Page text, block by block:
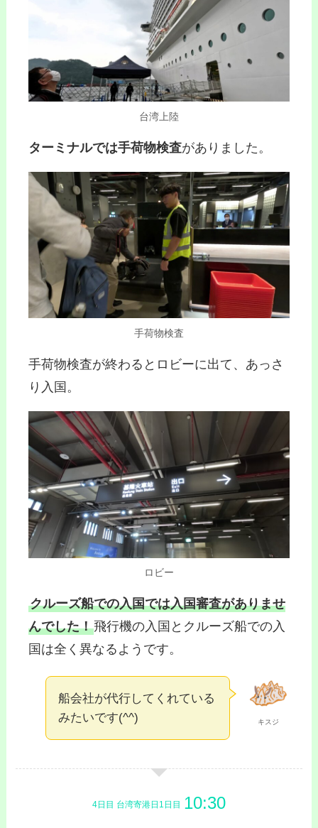
台湾上陸
ターミナルでは手荷物検査がありました。
手荷物検査
手荷物検査が終わるとロビーに出て、あっさ
り入国。
ロビー
クルーズ船での入国では入国審査がありませ
んでした！飛行機の入国とクルーズ船での入
国は全く異なるようです。
キスジ
船会社が代行してくれている
みたいです(^^)
4日目 台湾寄港日1日目